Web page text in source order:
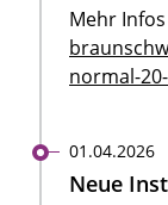
Mehr
normal-
01.04.2026
Neue